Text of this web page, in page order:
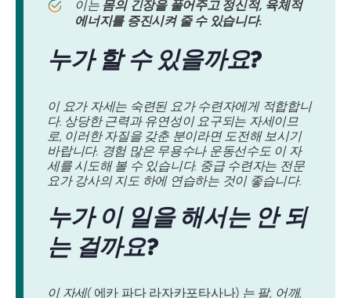
이는 몸의 긴장을 풀어주고 정신적, 육체적
에너지를 증진시켜 줄 수 있습니다.
누가 할 수 있을까요?
이 요가 자세는 숙련된 요가 수련자에게 적합합니
다. 상당한 근력과 유연성이 요구되는 자세이므
로, 이러한 자질을 갖춘 분이라면 도전해 보시기
바랍니다. 경험 많은 무용수나 운동선수도 이 자
세를 시도해 볼 수 있습니다. 중급 수련자는 전문
요가 강사의 지도 하에 연습하는 것이 좋습니다.
누가 이 일을 해서는 안 되
는 걸까요?
이 자세( 에카 파다 라자카포타사나) 는 팔, 어깨,